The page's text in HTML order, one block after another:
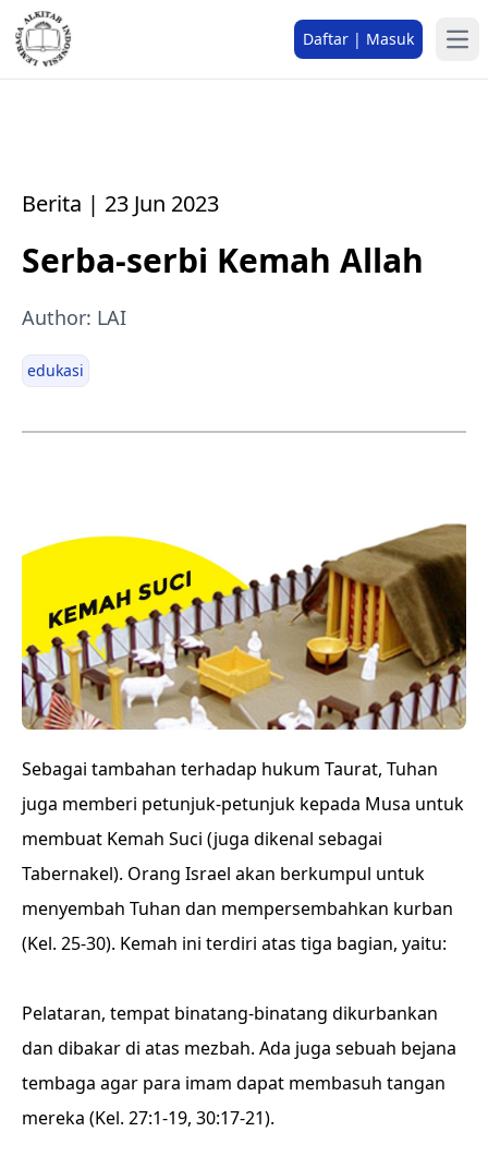
Daftar | Masuk
Berita | 23 Jun 2023
Serba-serbi Kemah Allah
Author: LAI
edukasi
Sebagai tambahan terhadap hukum Taurat, Tuhan
juga memberi petunjuk-petunjuk kepada Musa untuk
membuat Kemah Suci (juga dikenal sebagai
Tabernakel). Orang Israel akan berkumpul untuk
menyembah Tuhan dan mempersembahkan kurban
(Kel. 25-30). Kemah ini terdiri atas tiga bagian, yaitu:
Pelataran, tempat binatang-binatang dikurbankan
dan dibakar di atas mezbah. Ada juga sebuah bejana
tembaga agar para imam dapat membasuh tangan
mereka (Kel. 27:1-19, 30:17-21).